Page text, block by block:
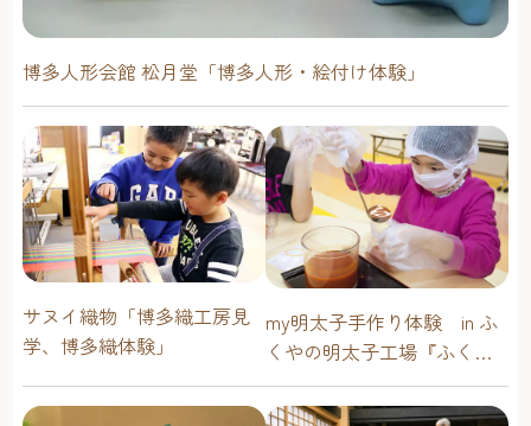
博多人形会館 松月堂「博多人形・絵付け体験」
サヌイ織物「博多織工房見
学、博多織体験」
my明太子手作り体験 in ふ
くやの明太子工場『ふくや
味の明太子工場ハクハク』